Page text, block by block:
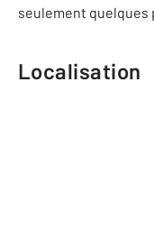
seulement quelques
Localisation